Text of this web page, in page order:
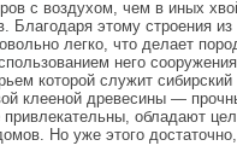
с воздухом, чем в иных
Благодаря этому строения
легко, что делает
него
которой служит
клееной древесины —
обладают
Но уже этого